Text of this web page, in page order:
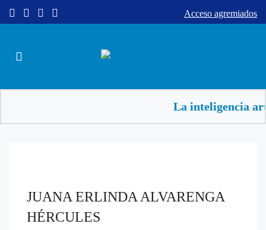
Acceso agremiados
La inteligencia
JUANA ERLINDA ALVARENGA
HÉRCULES